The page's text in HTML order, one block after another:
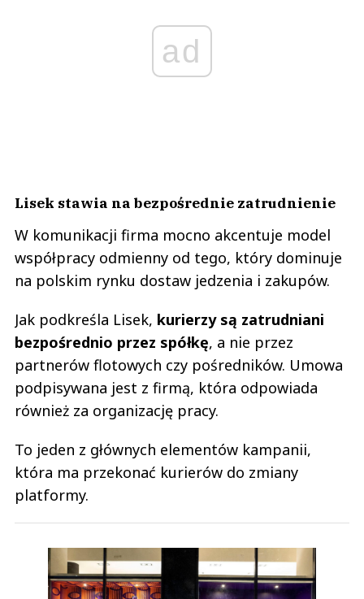
ad
Lisek stawia na bezpośrednie zatrudnienie
W komunikacji firma mocno akcentuje model
współpracy odmienny od tego, który dominuje
na polskim rynku dostaw jedzenia i zakupów.
Jak podkreśla Lisek, kurierzy są zatrudniani
bezpośrednio przez spółkę, a nie przez
partnerów flotowych czy pośredników. Umowa
podpisywana jest z firmą, która odpowiada
również za organizację pracy.
To jeden z głównych elementów kampanii,
która ma przekonać kurierów do zmiany
platformy.